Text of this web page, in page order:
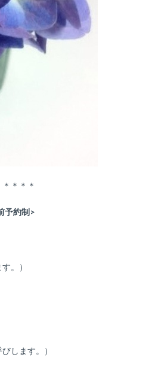
＊＊＊
予約制>
）
します。）